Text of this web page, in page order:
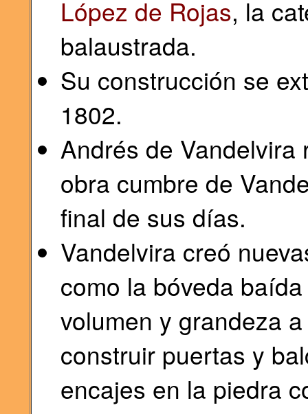
López de Rojas, la
balaustrada.
Su construcción se
1802.
Andrés de Vandelvira
obra cumbre de
final de sus días.
Vandelvira creó
como la bóveda
volumen y grandeza
construir puertas y
encajes en la piedra